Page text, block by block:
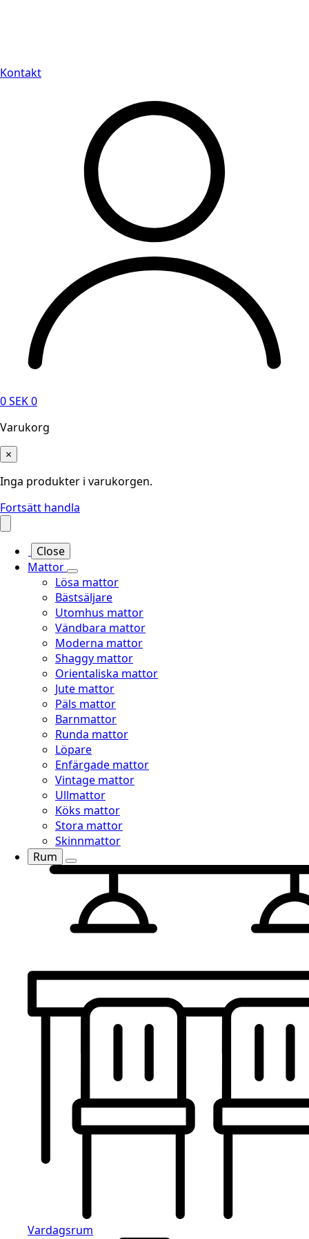
Kontakt
0SEK0
Varukorg
×
Inga produkter i varukorgen.
Fortsätt handla
Close
Mattor
Lösa mattor
Bästsäljare
Utomhus mattor
Vändbara mattor
Moderna mattor
Shaggy mattor
Orientaliska mattor
Jute mattor
Päls mattor
Barnmattor
Runda mattor
Löpare
Enfärgade mattor
Vintage mattor
Ullmattor
Köks mattor
Stora mattor
Skinnmattor
Rum
Vardagsrum